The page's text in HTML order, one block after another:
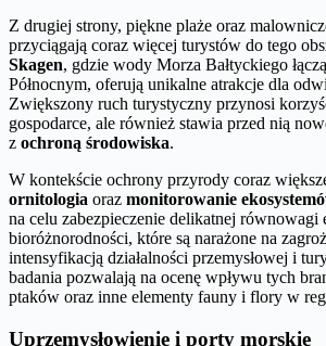
Z drugiej strony, piękne plaże oraz
przyciągają coraz więcej turystów do tego
Skagen, gdzie wody Morza Bałtyckiego
Północnym, oferują unikalne atrakcje dla
Zwiększony ruch turystyczny przynosi
gospodarce, ale również stawia przed nią
z ochroną środowiska.
W kontekście ochrony przyrody coraz
ornitologia oraz monitorowanie
na celu zabezpieczenie delikatnej równowagi
bioróżnorodności, które są narażone na
intensyfikacją działalności przemysłowej i
badania pozwalają na ocenę wpływu tych
ptaków oraz inne elementy fauny i flory w
Uprzemysłowienie i porty morskie